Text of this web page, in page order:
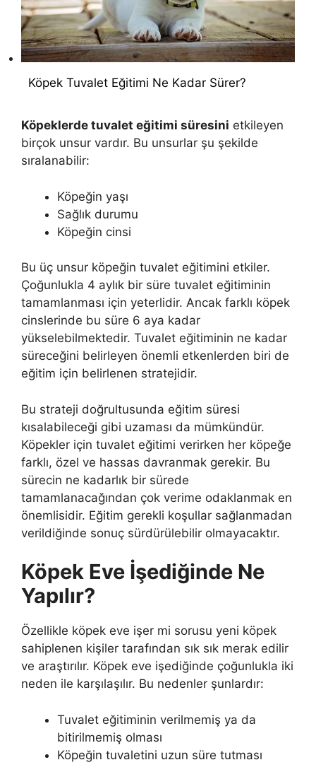
Köpek Tuvalet Eğitimi Ne Kadar Sürer?
Köpeklerde tuvalet eğitimi süresini etkileyen
birçok unsur vardır. Bu unsurlar şu şekilde
sıralanabilir:
Köpeğin yaşı
Sağlık durumu
Köpeğin cinsi
Bu üç unsur köpeğin tuvalet eğitimini etkiler.
Çoğunlukla 4 aylık bir süre tuvalet eğitiminin
tamamlanması için yeterlidir. Ancak farklı köpek
cinslerinde bu süre 6 aya kadar
yükselebilmektedir. Tuvalet eğitiminin ne kadar
süreceğini belirleyen önemli etkenlerden biri de
eğitim için belirlenen stratejidir.
Bu strateji doğrultusunda eğitim süresi
kısalabileceği gibi uzaması da mümkündür.
Köpekler için tuvalet eğitimi verirken her köpeğe
farklı, özel ve hassas davranmak gerekir. Bu
sürecin ne kadarlık bir sürede
tamamlanacağından çok verime odaklanmak en
önemlisidir. Eğitim gerekli koşullar sağlanmadan
verildiğinde sonuç sürdürülebilir olmayacaktır.
Köpek Eve İşediğinde Ne
Yapılır?
Özellikle köpek eve işer mi sorusu yeni köpek
sahiplenen kişiler tarafından sık sık merak edilir
ve araştırılır. Köpek eve işediğinde çoğunlukla iki
neden ile karşılaşılır. Bu nedenler şunlardır:
Tuvalet eğitiminin verilmemiş ya da
bitirilmemiş olması
Köpeğin tuvaletini uzun süre tutması